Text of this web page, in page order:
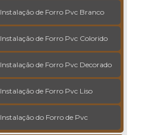
Instalação de Forro Pvc Branco
Instalação de Forro Pvc Colorido
Instalação de Forro Pvc Decorado
Instalação de Forro Pvc Liso
Instalação do Forro de Pvc